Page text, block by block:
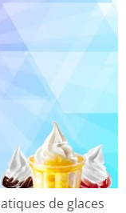
de glaces